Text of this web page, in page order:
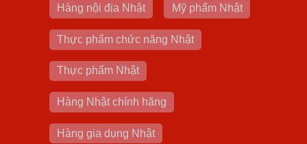
Hàng nội địa Nhật Mỹ phẩm Nhật
Thực phẩm chức năng Nhật
Thực phẩm Nhật
Hàng Nhật chính hãng
Hàng gia dụng Nhật